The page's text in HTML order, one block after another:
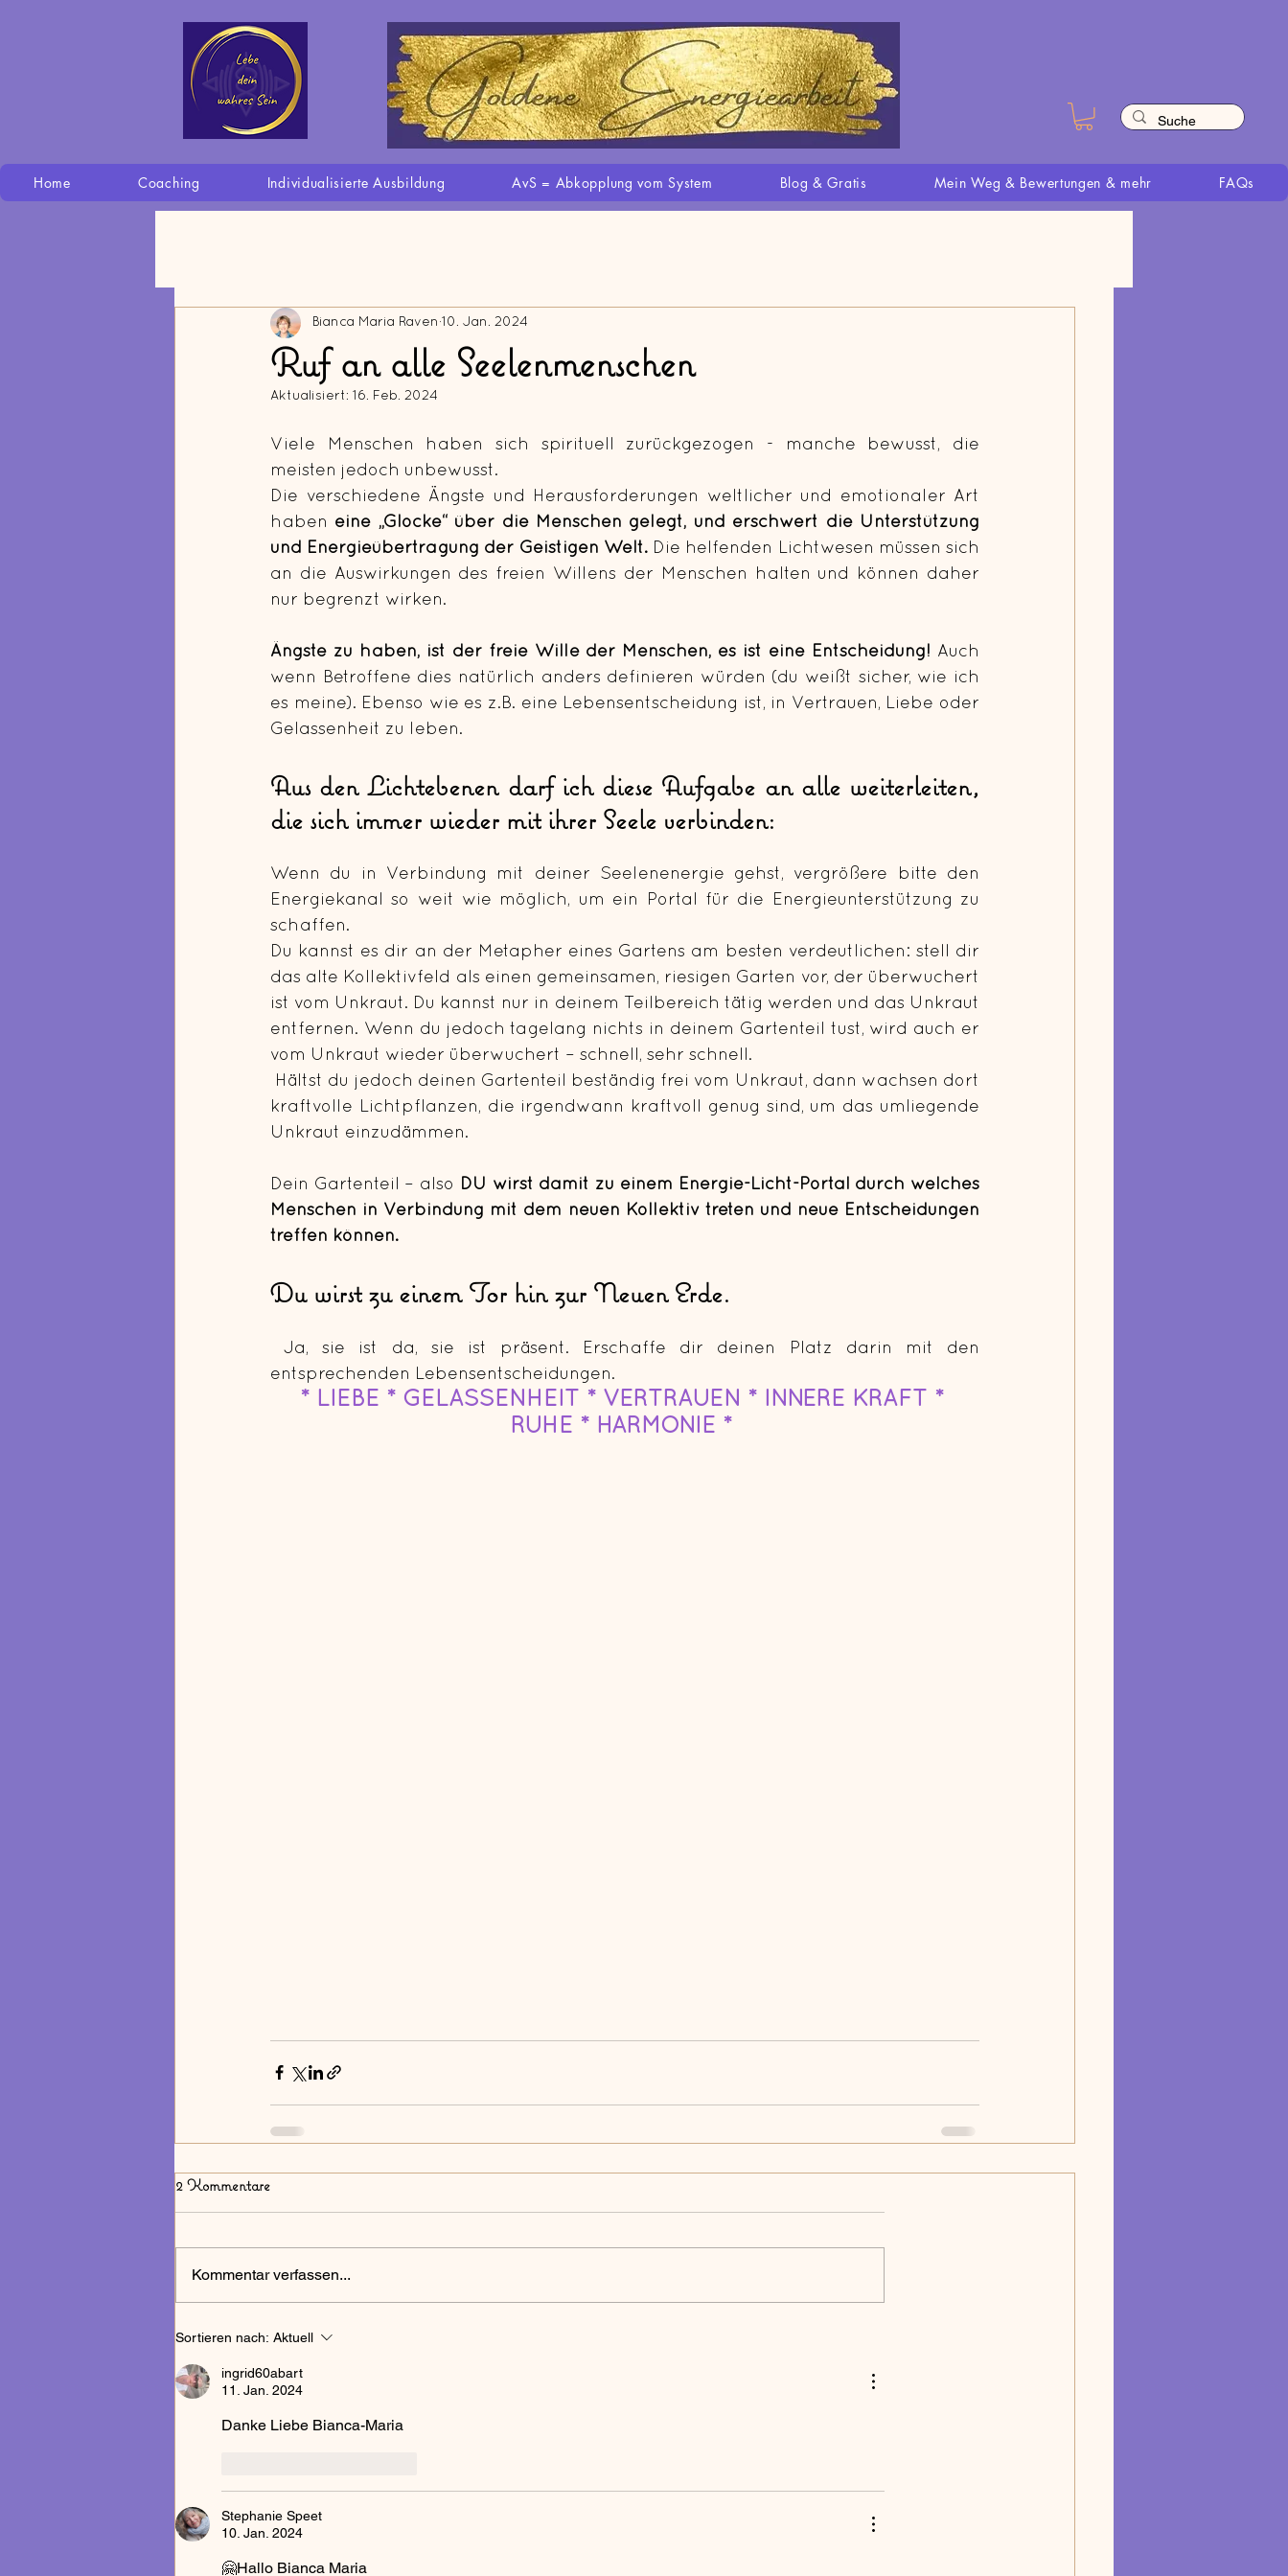
Home Coaching Individualisierte Ausbildung AvS = Abkopplung vom System Blog & Gratis Mein Weg & Bewertungen & mehr FAQs
Ruf an alle Seelenmenschen
Bianca Maria Raven 10. Jan. 2024
Aktualisiert: 16. Feb. 2024
Viele Menschen haben sich spirituell zurückgezogen - manche bewusst, die
meisten jedoch unbewusst.
Die verschiedene Ängste und Herausforderungen weltlicher und emotionaler Art
haben eine „Glocke“ über die Menschen gelegt, und erschwert die Unterstützung
und Energieübertragung der Geistigen Welt. Die helfenden Lichtwesen müssen sich
an die Auswirkungen des freien Willens der Menschen halten und können daher
nur begrenzt wirken.
Ängste zu haben, ist der freie Wille der Menschen, es ist eine Entscheidung! Auch
wenn Betroffene dies natürlich anders definieren würden (du weißt sicher, wie ich
es meine). Ebenso wie es z.B. eine Lebensentscheidung ist, in Vertrauen, Liebe oder
Gelassenheit zu leben.
Aus den Lichtebenen darf ich diese Aufgabe an alle weiterleiten,
die sich immer wieder mit ihrer Seele verbinden:
Wenn du in Verbindung mit deiner Seelenenergie gehst, vergrößere bitte den
Energiekanal so weit wie möglich, um ein Portal für die Energieunterstützung zu
schaffen.
Du kannst es dir an der Metapher eines Gartens am besten verdeutlichen: stell dir
das alte Kollektivfeld als einen gemeinsamen, riesigen Garten vor, der überwuchert
ist vom Unkraut. Du kannst nur in deinem Teilbereich tätig werden und das Unkraut
entfernen. Wenn du jedoch tagelang nichts in deinem Gartenteil tust, wird auch er
vom Unkraut wieder überwuchert – schnell, sehr schnell.
kraftvolle Lichtpflanzen, die irgendwann kraftvoll genug sind, um das umliegende
Unkraut einzudämmen.
Dein Gartenteil – also DU wirst damit zu einem Energie-Licht-Portal durch welches
Menschen in Verbindung mit dem neuen Kollektiv treten und neue Entscheidungen
treffen können.
Du wirst zu einem Tor hin zur Neuen Erde.
Ja, sie ist da, sie ist präsent. Erschaffe dir deinen Platz darin mit den
entsprechenden Lebensentscheidungen.
* LIEBE * GELASSENHEIT * VERTRAUEN * INNERE KRAFT *
RUHE * HARMONIE *
2 Kommentare
Kommentar verfassen...
Sortieren nach: Aktuell
ingrid60abart
11. Jan. 2024
Danke Liebe Bianca-Maria
Stephanie Speet
10. Jan. 2024
🤗Hallo Bianca Maria